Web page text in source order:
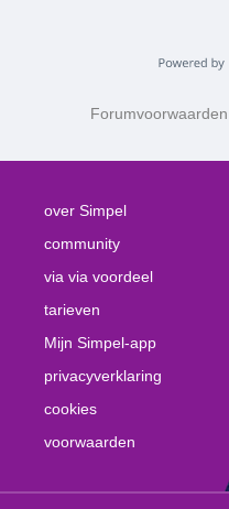
Forumvoorwaarden
over Simpel
community
via via voordeel
tarieven
Mijn Simpel-app
privacyverklaring
cookies
voorwaarden